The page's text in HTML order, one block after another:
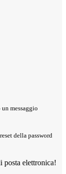
messaggio
della password
posta elettronica!